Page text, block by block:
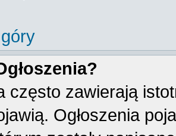
często zawierają
Ogłoszenia